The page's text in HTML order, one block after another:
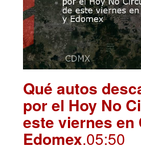
Qué autos
por el Hoy No
este viernes en
Edomex.05:50